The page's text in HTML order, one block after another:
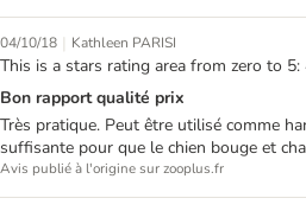
04/10/18 | Kathleen PARISI
This is a stars rating area from zero to 5:
Bon rapport qualité prix
Très pratique. Peut être utilisé comme
suffisante pour que le chien bouge et
Avis publié à l'origine sur zooplus.fr